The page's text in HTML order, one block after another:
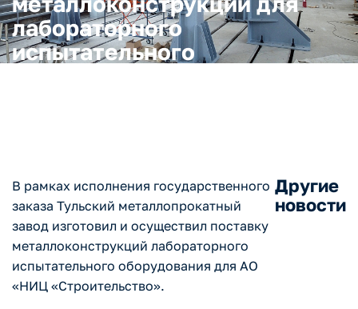
лабораторного
испытательного
В рамках исполнения государственного
заказа Тульский металлопрокатный
завод изготовил и осуществил поставку
металлоконструкций лабораторного
испытательного оборудования для АО
«НИЦ «Строительство».
Другие
новости